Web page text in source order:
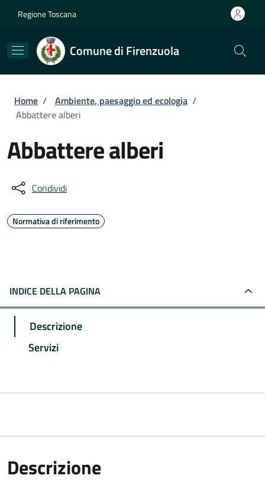
Regione Toscana
Comune di Firenzuola
Briciole di pane
Home / Ambiente, paesaggio ed ecologia /
Abbattere alberi
Abbattere alberi
Condividi
Normativa di riferimento
INDICE DELLA PAGINA
Descrizione
Servizi
Descrizione